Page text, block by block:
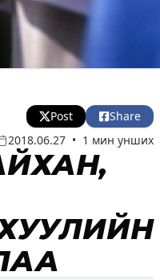
Post
Share
2018.06.27 • 1 мин унших